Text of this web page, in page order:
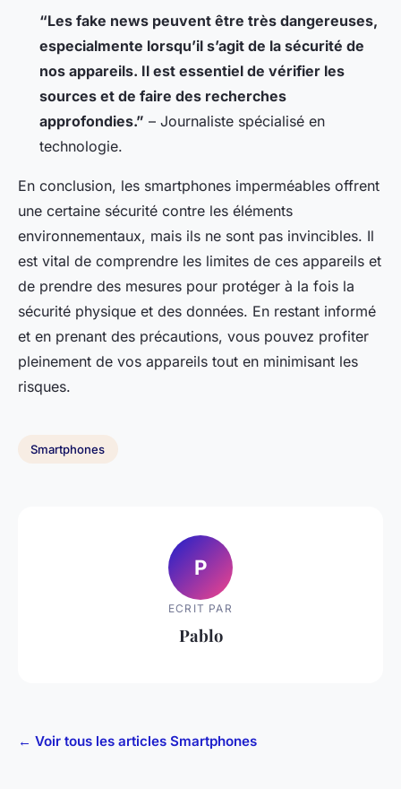
“Les fake news peuvent être très dangereuses,
especialmente lorsqu’il s’agit de la sécurité de
nos appareils. Il est essentiel de vérifier les
sources et de faire des recherches
approfondies.” – Journaliste spécialisé en
technologie.
En conclusion, les smartphones imperméables offrent
une certaine sécurité contre les éléments
environnementaux, mais ils ne sont pas invincibles. Il
est vital de comprendre les limites de ces appareils et
de prendre des mesures pour protéger à la fois la
sécurité physique et des données. En restant informé
et en prenant des précautions, vous pouvez profiter
pleinement de vos appareils tout en minimisant les
risques.
Smartphones
P
ECRIT PAR
Pablo
← Voir tous les articles Smartphones